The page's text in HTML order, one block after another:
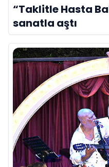
“Taklitle Hasta
sanatla aştı